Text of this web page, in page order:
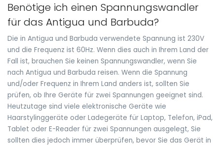
Benötige ich einen Spannungswandler
für das Antigua und Barbuda?
Die in Antigua und Barbuda verwendete Spannung ist 230V
und die Frequenz ist 60Hz. Wenn dies auch in Ihrem Land der
Fall ist, brauchen Sie keinen Spannungswandler, wenn Sie
nach Antigua und Barbuda reisen. Wenn die Spannung
und/oder Frequenz in Ihrem Land anders ist, sollten Sie
prüfen, ob Ihre Geräte für zwei Spannungen geeignet sind.
Heutzutage sind viele elektronische Geräte wie
Haarstylinggeräte oder Ladegeräte für Laptop, Telefon, iPad,
Tablet oder E-Reader für zwei Spannungen ausgelegt, Sie
sollten dies jedoch immer überprüfen, bevor Sie das Gerät in